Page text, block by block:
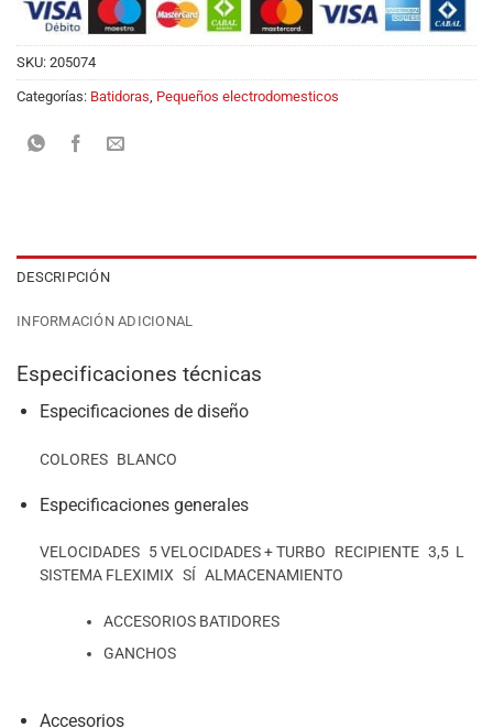
SKU: 205074
Categorías: Batidoras Pequeños electrodomesticos
DESCRIPCIÓN
INFORMACIÓN ADICIONAL
Especificaciones técnicas
Especificaciones de diseño
COLORES BLANCO
Especificaciones generales
VELOCIDADES 5 VELOCIDADES + TURBO RECIPIENTE 3,5 L
SISTEMA FLEXIMIX SÍ ALMACENAMIENTO
ACCESORIOS BATIDORES
GANCHOS
Accesorios